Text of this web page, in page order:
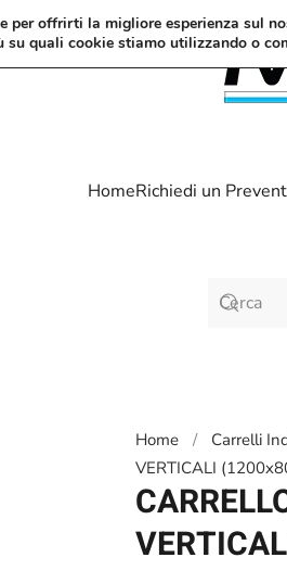
HomeRichiedi un
Home Carrelli
VERTICALI
per offrirti la migliore esperienza sul
su quali cookie stiamo utilizzando o